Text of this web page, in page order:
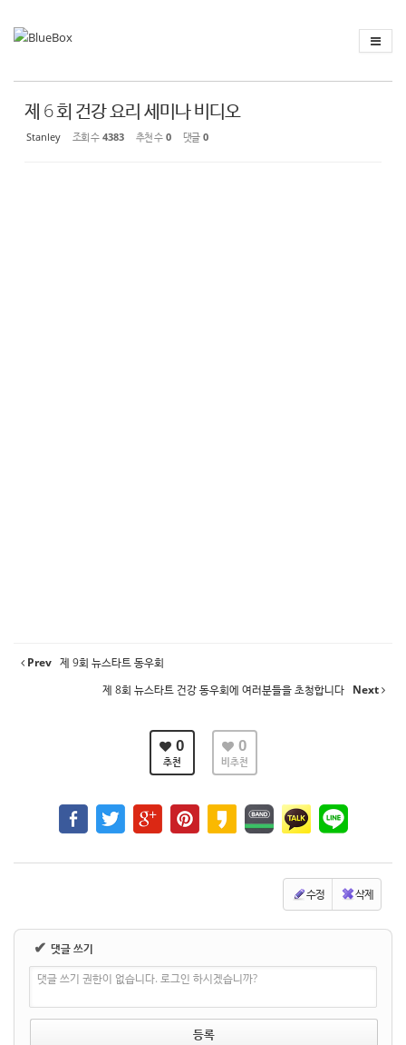
제 6 회 건강 요리 세미나 비디오
Stanley 조회 수 4383 추천 수 0 댓글 0
Prev 제 9회 뉴스타트 동우회
제 8회 뉴스타트 건강 동우회에 여러분들을 초청합니다 Next
0
추천
0
비추천
수정 삭제
✔ 댓글 쓰기
댓글 쓰기 권한이 없습니다. 로그인 하시겠습니까?
스케치북5
스케치북5